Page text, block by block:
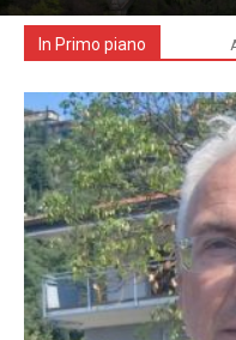
In Primo piano